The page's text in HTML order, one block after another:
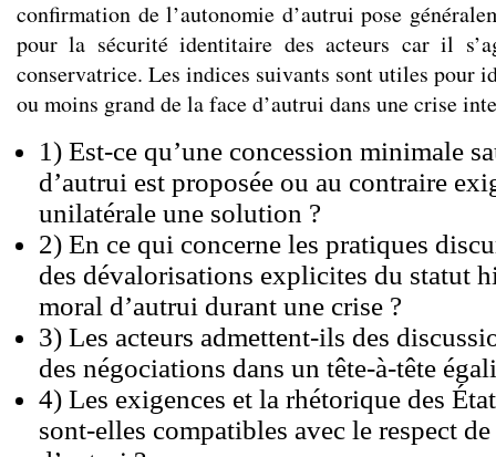
confirmation de l’autonomie d’autrui pose
pour la sécurité identitaire des acteurs car il
conservatrice. Les indices suivants sont utiles pour
ou moins grand de la face d’autrui dans une crise
1) Est-ce qu’une concession minimale
d’autrui est proposée ou au contraire
unilatérale une solution ?
2) En ce qui concerne les pratiques
des dévalorisations explicites du statut
moral d’autrui durant une crise ?
3) Les acteurs admettent-ils des
des négociations dans un tête-à-tête
4) Les exigences et la rhétorique des
sont-elles compatibles avec le respect